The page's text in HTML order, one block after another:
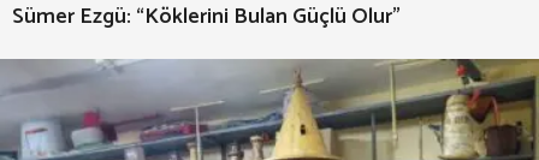
Sümer Ezgü: “Köklerini Bulan Güçlü Olur”